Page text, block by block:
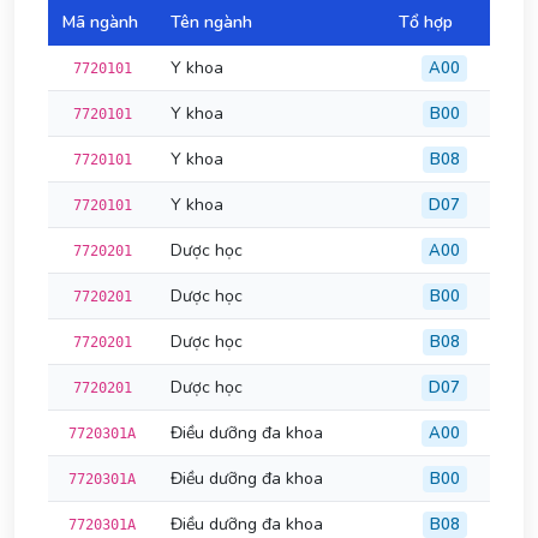
Mã ngành Tên ngành Tổ hợp
7720101 Y khoa A00
7720101 Y khoa B00
7720101 Y khoa B08
7720101 Y khoa D07
7720201 Dược học A00
7720201 Dược học B00
7720201 Dược học B08
7720201 Dược học D07
7720301A Điều dưỡng đa khoa A00
7720301A Điều dưỡng đa khoa B00
7720301A Điều dưỡng đa khoa B08